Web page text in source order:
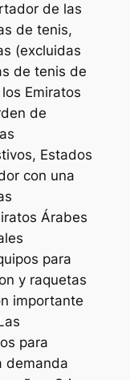
de las
de tenis,
(excluidas
de tenis de
Emiratos
de
Estados
con una
Árabes
para
y raquetas
importante
para
demanda